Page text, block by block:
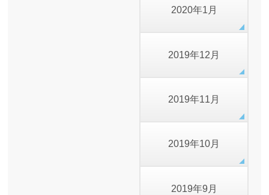
2020年1月
2019年12月
2019年11月
2019年10月
2019年9月